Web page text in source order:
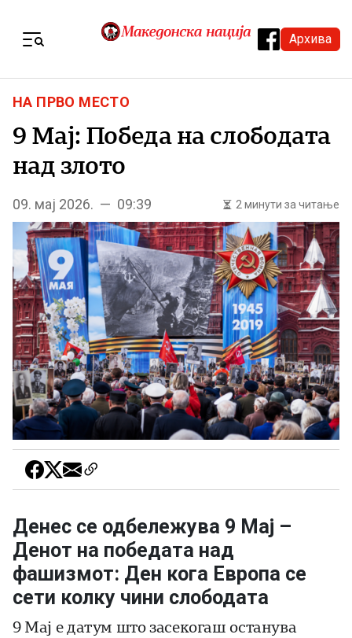
Архива
НА ПРВО МЕСТО
9 Мај: Победа на слободата
над злото
09. мај 2026. — 09:39 2 минути за читање
Денес се одбележува 9 Мај –
Денот на победата над
фашизмот: Ден кога Европа се
сети колку чини слободата
9 Мај е датум што засекогаш останува